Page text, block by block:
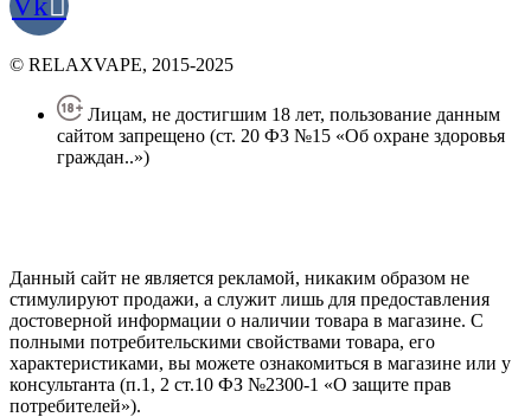
© RELAXVAPE, 2015-2025
Лицам, не достигшим 18 лет, пользование данным
сайтом запрещено (ст. 20 ФЗ №15 «Об охране здоровья
граждан..»)
Данный сайт не является рекламой, никаким образом не
стимулируют продажи, а служит лишь для предоставления
достоверной информации о наличии товара в магазине. С
полными потребительскими свойствами товара, его
характеристиками, вы можете ознакомиться в магазине или у
консультанта (п.1, 2 ст.10 ФЗ №2300-1 «О защите прав
потребителей»).